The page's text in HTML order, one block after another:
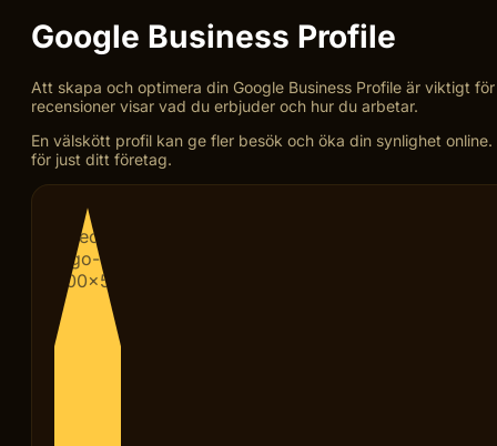
Google Business Profile
Att skapa och optimera din Google Business Profile är viktigt
recensioner visar vad du erbjuder och hur du arbetar.
En välskött profil kan ge fler besök och öka din synlighet
för just ditt företag.